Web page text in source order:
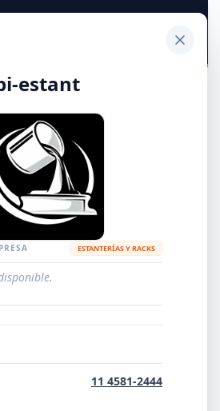
y Siderúrgicas
METALÚRGICAS
AGREGAR EMPRESA
cargar empresas.
estant
ESTANTERÍAS Y RACKS
11 4581-2444